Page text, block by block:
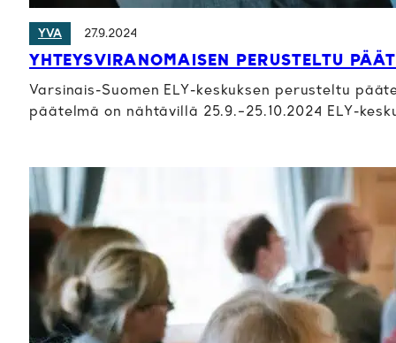
YVA 27.9.2024
YHTEYSVIRANOMAISEN PERUSTELTU
Varsinais-Suomen ELY-keskuksen perusteltu
päätelmä on nähtävillä 25.9.–25.10.2024 ELY-